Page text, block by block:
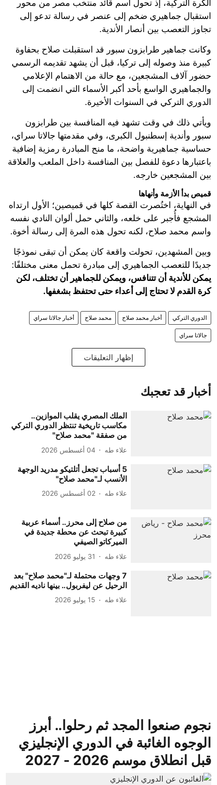
الكرة التركية، إذ تحول اسم قائد منتخب مصر من محور
استقبال جماهيري ضخم إلى عنصر في رسالة تدعو إلى
تجاوز التعصب بين أنصار الأندية.
وكانت جماهير طرابزون سبور قد استقبلت صلاح بحفاوة
كبيرة منذ وصوله إلى تركيا، قبل أن يشهد تقديمه الرسمي
حضور آلاف المشجعين، مع حالة من الاهتمام الإعلامي
والجماهيري الواسع بأحد أكبر الأسماء التي انضمت إلى
الدوري التركي في السنوات الأخيرة.
ويأتي ذلك في وقت تشهد فيه المنافسة بين طرابزون
سبور وأندية إسطنبول الكبرى، وفي مقدمتها جالاتا سراي،
حساسية جماهيرية واضحة، ما منح المبادرة رمزية إضافية
باعتبارها دعوة للفصل بين المنافسة داخل الملعب والعلاقة
بين المشجعين خارجه.
قميص بدأ الأزمة وأنهاها
في النهاية، اختُصرت القصة كلها في قميصين؛ الأول ارتداه
المشجع فأُجبر على خلعه، والثاني حمل ألوان النادي نفسه
واسم محمد صلاح، لكنه تحول هذه المرة إلى رسالة أخوة.
وبين المشهدين، تحولت واقعة كان يمكن أن تبقى نموذجًا
جديدًا للتعصب الجماهيري إلى مبادرة تحمل معنى مختلفًا:
يمكن للأندية أن تتنافس، ويمكن للجماهير أن تختلف، لكن
كرة القدم لا تحتاج إلى أعداء حتى تحتفظ بشغفها.
الدوري التركي أخبار محمد صلاح محمد صلاح أخبار جالاتا سراي
جالاتا سراي
إظهار التعليقات
أخبار قد تعجبك
الملك المصري يقلب الموازين..
مكاسب تاريخية تنتظر الدوري التركي
من صفقة "محمد صلاح"
علاء طه 04 أغسطس 2026
5 أسباب تجعل أتلتيكو مدريد الوجهة
الأنسب لـ"محمد صلاح"
علاء طه 02 أغسطس 2026
من صلاح إلى محرز.. أسماء عربية
كبيرة تبحث عن محطة جديدة في
الميركاتو الصيفي
علاء طه 31 يوليو 2026
7 وجهات محتملة لـ"محمد صلاح" بعد
الرحيل عن ليفربول.. بينها ناديه القديم
علاء طه 15 يوليو 2026
نجوم صنعوا المجد ثم رحلوا.. أبرز
الوجوه الغائبة في الدوري الإنجليزي
قبل انطلاق موسم 2026 - 2027